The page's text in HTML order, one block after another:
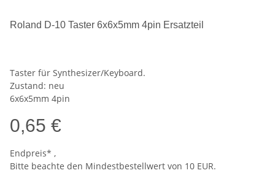
Roland D-10 Taster 6x6x5mm 4pin Ersatzteil
Taster für Synthesizer/Keyboard.
Zustand: neu
6x6x5mm 4pin
0,65 €
Endpreis* ,
Bitte beachte den Mindestbestellwert von 10 EUR.